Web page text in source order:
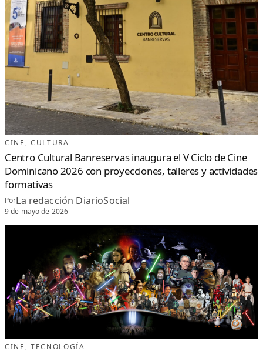
CINE , CULTURA
Centro Cultural Banreservas inaugura el V Ciclo de Cine
Dominicano 2026 con proyecciones, talleres y actividades
formativas
PorLa redacción DiarioSocial
9 de mayo de 2026
CINE , TECNOLOGÍA